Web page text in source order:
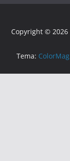
Copyright © 2026
Tema: ColorMag